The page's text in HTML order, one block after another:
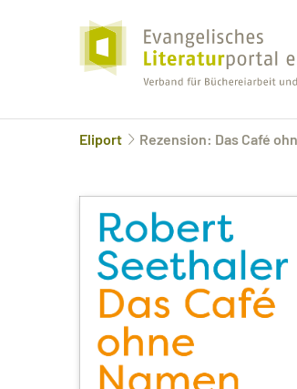
Eliport Rezension: Das Café